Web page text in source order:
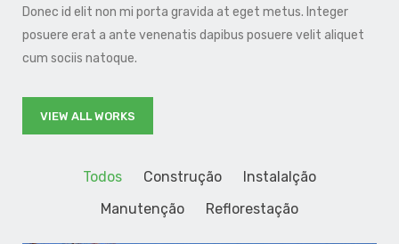
Donec id elit non mi porta gravida at eget metus. Integer
posuere erat a ante venenatis dapibus posuere velit aliquet
cum sociis natoque.
VIEW ALL WORKS
Todos Construção
Instalalção
Manutenção
Reflorestação